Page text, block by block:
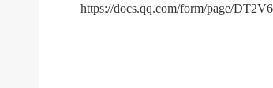
https://docs.qq.com/form/page/